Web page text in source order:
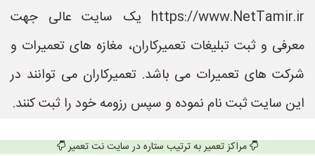
https://www.NetTamir.ir یک سایت عالی جهت
معرفی و ثبت تبلیغات تعمیرکاران، مغازه های تعمیرات و
شرکت های تعمیرات می باشد. تعمیرکاران می توانند در
این سایت ثبت نام نموده و سپس رزومه خود را ثبت کنند.
مراکز تعمیر به ترتیب ستاره در سایت نت تعمیر